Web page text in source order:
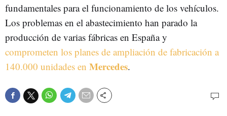
fundamentales para el funcionamiento de los vehículos.
Los problemas en el abastecimiento han parado la
producción de varias fábricas en España y
comprometen los planes de ampliación de fabricación a
140.000 unidades en Mercedes.